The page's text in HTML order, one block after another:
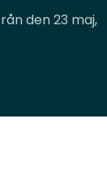
den 23 maj,